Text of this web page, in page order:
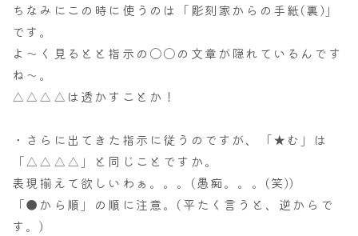
ちなみにこの時に使うのは「彫刻家からの手紙(裏)」
です。
よ～く見るとと指示の〇〇の文章が隠れているんです
ね～。
△△△△は透かすことか！
・さらに出てきた指示に従うのですが、「★む」は
「△△△△」と同じことですか。
表現揃えて欲しいわぁ。。。(愚痴。。。(笑))
「●から順」の順に注意。(平たく言うと、逆からで
す。)